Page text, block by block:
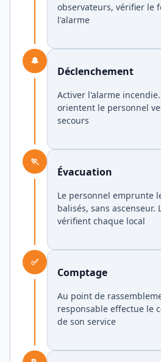
observateurs, vérifier le
l'alarme
🔔
Déclenchement
Activer l'alarme
orientent le personnel
secours
🏃
Évacuation
Le personnel emprunte
balisés, sans ascenseur.
vérifient chaque local
✅
Comptage
Au point de
responsable effectue le
de son service